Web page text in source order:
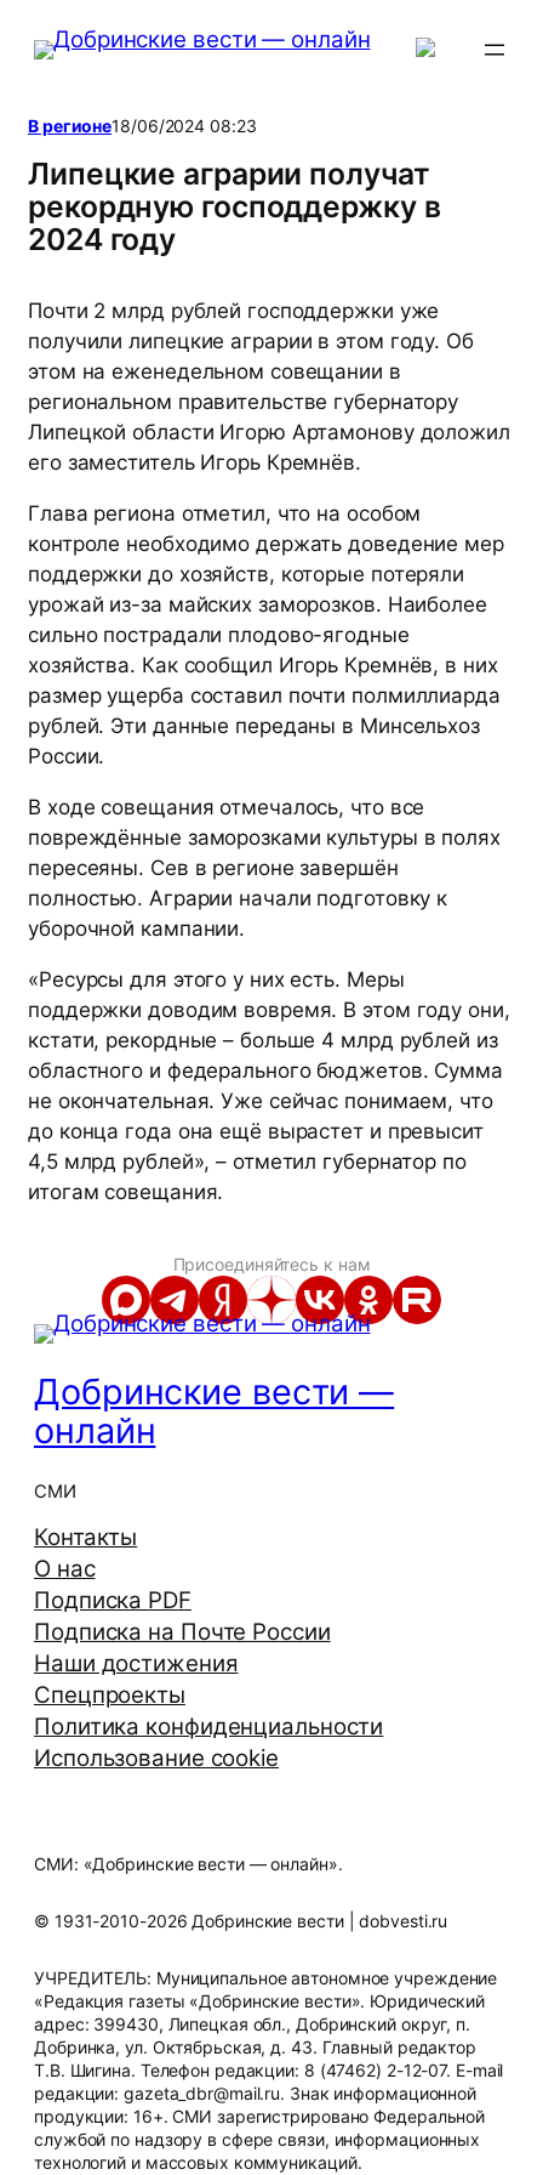
Перейти
В регионе18/06/2024 08:23
Липецкие аграрии получат
рекордную господдержку в
2024 году
Почти 2 млрд рублей господдержки уже
получили липецкие аграрии в этом году. Об
этом на еженедельном совещании в
региональном правительстве губернатору
Липецкой области Игорю Артамонову доложил
его заместитель Игорь Кремнёв.
Глава региона отметил, что на особом
контроле необходимо держать доведение мер
поддержки до хозяйств, которые потеряли
урожай из-за майских заморозков. Наиболее
сильно пострадали плодово-ягодные
хозяйства. Как сообщил Игорь Кремнёв, в них
размер ущерба составил почти полмиллиарда
рублей. Эти данные переданы в Минсельхоз
России.
В ходе совещания отмечалось, что все
повреждённые заморозками культуры в полях
пересеяны. Сев в регионе завершён
полностью. Аграрии начали подготовку к
уборочной кампании.
«Ресурсы для этого у них есть. Меры
поддержки доводим вовремя. В этом году они,
кстати, рекордные – больше 4 млрд рублей из
областного и федерального бюджетов. Сумма
не окончательная. Уже сейчас понимаем, что
до конца года она ещё вырастет и превысит
4,5 млрд рублей», – отметил губернатор по
итогам совещания.
Присоединяйтесь к нам
Добринские вести —
онлайн
СМИ
Контакты
О нас
Подписка PDF
Подписка на Почте России
Наши достижения
Спецпроекты
Политика конфиденциальности
Использование cookie
СМИ: «Добринские вести — онлайн».
© 1931-2010-2026 Добринские вести | dobvesti.ru
УЧРЕДИТЕЛЬ: Муниципальное автономное учреждение
«Редакция газеты «Добринские вести». Юридический
адрес: 399430, Липецкая обл., Добринский округ, п.
Добринка, ул. Октябрьская, д. 43. Главный редактор
Т.В. Шигина. Телефон редакции: 8 (47462) 2-12-07. E-mail
редакции: gazeta_dbr@mail.ru. Знак информационной
продукции: 16+. СМИ зарегистрировано Федеральной
службой по надзору в сфере связи, информационных
технологий и массовых коммуникаций.